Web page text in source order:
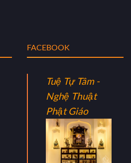
FACEBOOK
Tuệ Tự Tâm -
Nghệ Thuật
Phật Giáo